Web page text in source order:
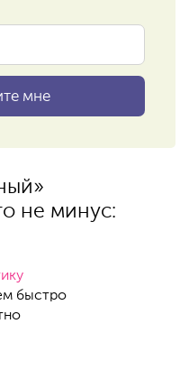
не минус:
быстро